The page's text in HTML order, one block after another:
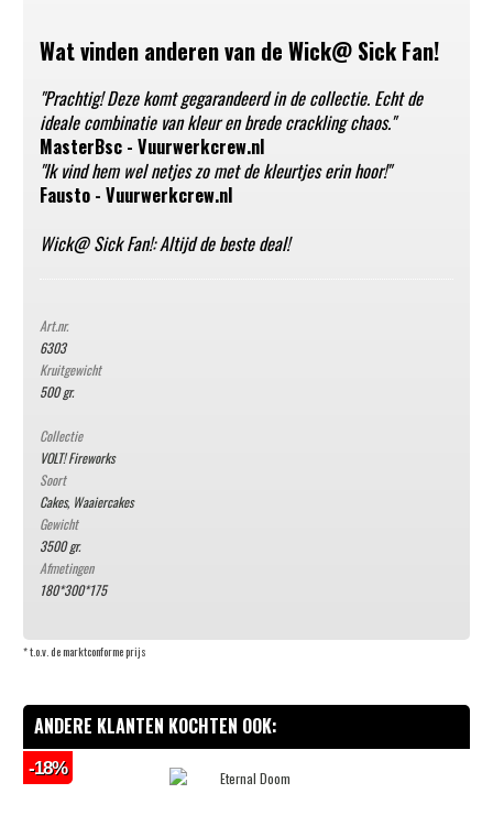
Wat vinden anderen van de Wick@ Sick Fan!
"Prachtig! Deze komt gegarandeerd in de collectie. Echt de
ideale combinatie van kleur en brede crackling chaos."
MasterBsc - Vuurwerkcrew.nl
"Ik vind hem wel netjes zo met de kleurtjes erin hoor!"
Fausto - Vuurwerkcrew.nl
Wick@ Sick Fan!: Altijd de beste deal!
Art.nr.
6303
Kruitgewicht
500 gr.
Collectie
VOLT! Fireworks
Soort
Cakes, Waaiercakes
Gewicht
3500 gr.
Afmetingen
180*300*175
* t.o.v. de marktconforme prijs
ANDERE KLANTEN KOCHTEN OOK:
-18%